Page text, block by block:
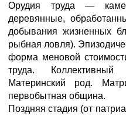
Орудия труда —
деревянные,
добывания жизненных
рыбная ловля).
форма меновой
труда.
Материнский род.
первобытная община.
Поздняя стадия (от